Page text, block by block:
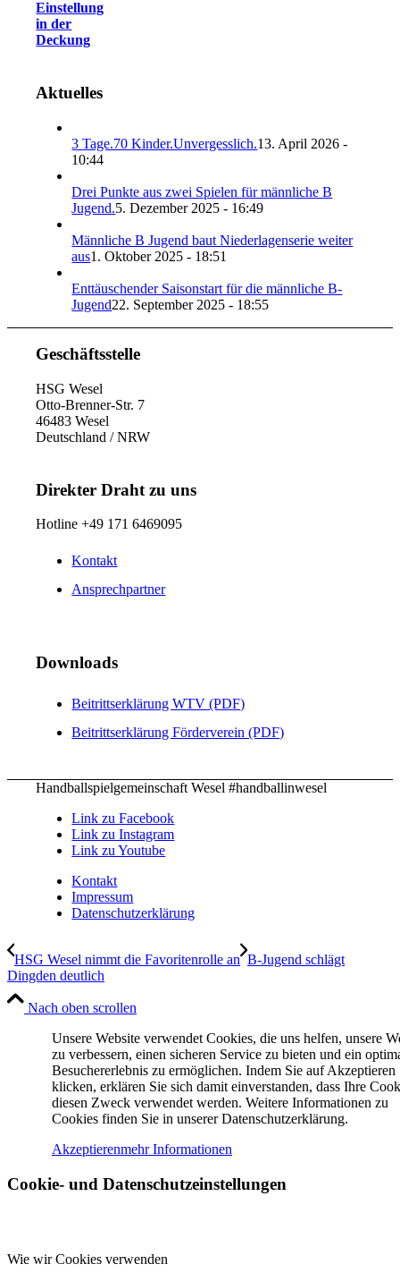
Einstellung
in der
Deckung
Aktuelles
3 Tage.70 Kinder.Unvergesslich.13. April 2026 -
10:44
Drei Punkte aus zwei Spielen für männliche B
Jugend.5. Dezember 2025 - 16:49
Männliche B Jugend baut Niederlagenserie weiter
aus1. Oktober 2025 - 18:51
Enttäuschender Saisonstart für die männliche B-
Jugend22. September 2025 - 18:55
Geschäftsstelle
HSG Wesel
Otto-Brenner-Str. 7
46483 Wesel
Deutschland / NRW
Direkter Draht zu uns
Hotline +49 171 6469095
Kontakt
Ansprechpartner
Downloads
Beitrittserklärung WTV (PDF)
Beitrittserklärung Förderverein (PDF)
Handballspielgemeinschaft Wesel #handballinwesel
Link zu Facebook
Link zu Instagram
Link zu Youtube
Kontakt
Impressum
Datenschutzerklärung
HSG Wesel nimmt die Favoritenrolle an B-Jugend schlägt
Dingden deutlich
Nach oben scrollen
Unsere Website verwendet Cookies, die uns helfen, unsere
zu verbessern, einen sicheren Service zu bieten und ein
Besuchererlebnis zu ermöglichen. Indem Sie auf Akzeptieren
klicken, erklären Sie sich damit einverstanden, dass Ihre
diesen Zweck verwendet werden. Weitere Informationen zu
Cookies finden Sie in unserer Datenschutzerklärung.
Akzeptierenmehr Informationen
Cookie- und Datenschutzeinstellungen
Wie wir Cookies verwenden